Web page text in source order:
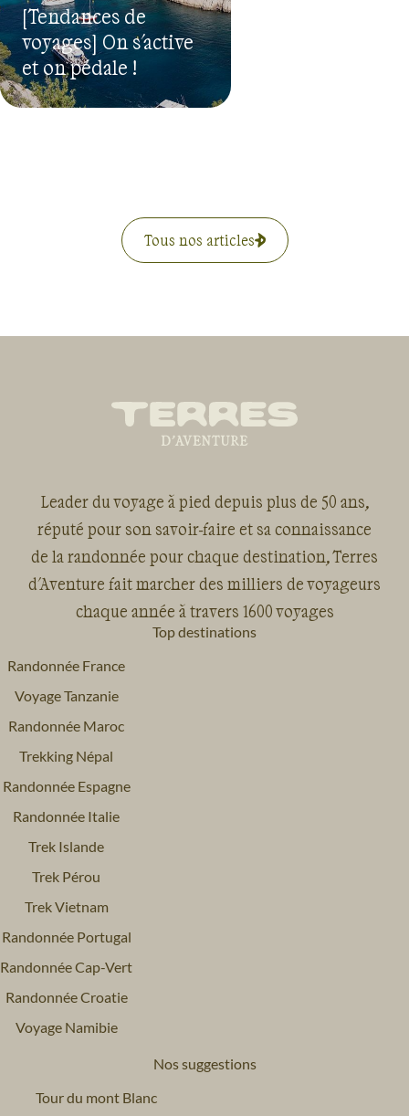
[Tendances de
voyages] On s'active
et on pédale !
Tous nos articles
Leader du voyage à pied depuis plus de 50 ans,
réputé pour son savoir-faire et sa connaissance
de la randonnée pour chaque destination, Terres
d'Aventure fait marcher des milliers de voyageurs
chaque année à travers 1600 voyages
Top destinations
Randonnée France
Voyage Tanzanie
Randonnée Maroc
Trekking Népal
Randonnée Espagne
Randonnée Italie
Trek Islande
Trek Pérou
Trek Vietnam
Randonnée Portugal
Randonnée Cap-Vert
Randonnée Croatie
Voyage Namibie
Nos suggestions
Tour du mont Blanc